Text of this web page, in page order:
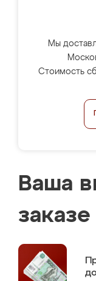
Мы
Стоимость
Ваша